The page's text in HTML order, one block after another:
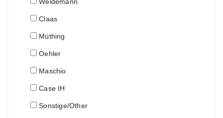
Claas
Müthing
Oehler
Maschio
Case IH
Sonstige/Other